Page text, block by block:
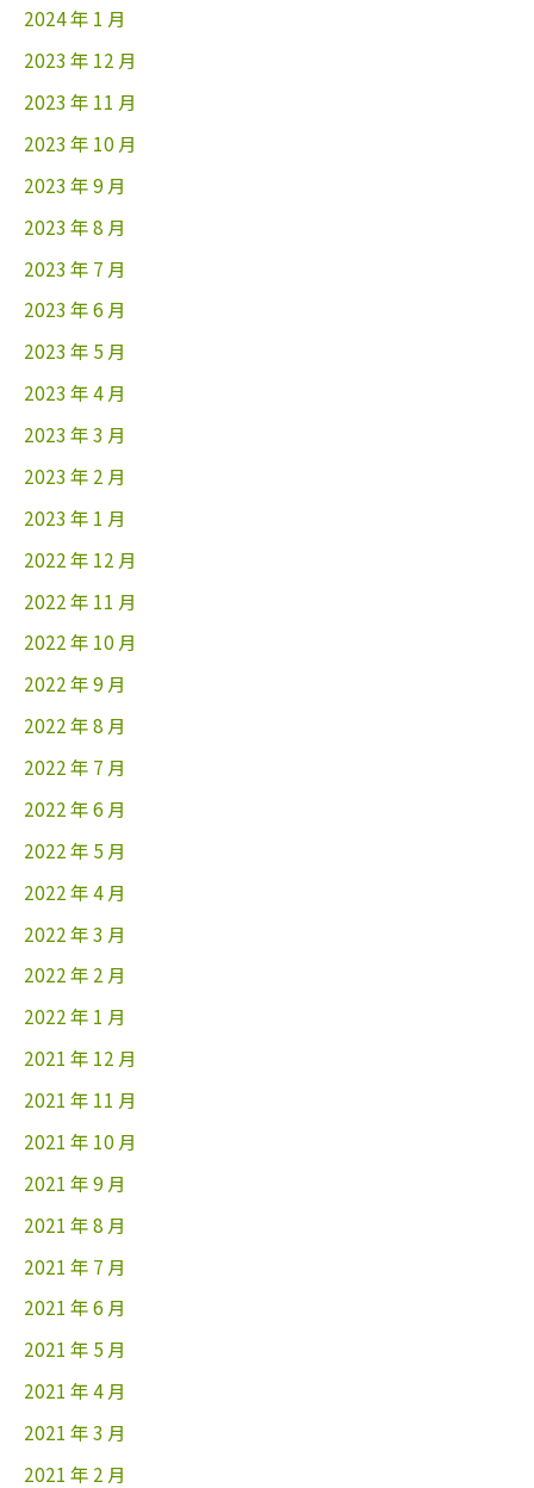
2024 年 1 月
2023 年 12 月
2023 年 11 月
2023 年 10 月
2023 年 9 月
2023 年 8 月
2023 年 7 月
2023 年 6 月
2023 年 5 月
2023 年 4 月
2023 年 3 月
2023 年 2 月
2023 年 1 月
2022 年 12 月
2022 年 11 月
2022 年 10 月
2022 年 9 月
2022 年 8 月
2022 年 7 月
2022 年 6 月
2022 年 5 月
2022 年 4 月
2022 年 3 月
2022 年 2 月
2022 年 1 月
2021 年 12 月
2021 年 11 月
2021 年 10 月
2021 年 9 月
2021 年 8 月
2021 年 7 月
2021 年 6 月
2021 年 5 月
2021 年 4 月
2021 年 3 月
2021 年 2 月